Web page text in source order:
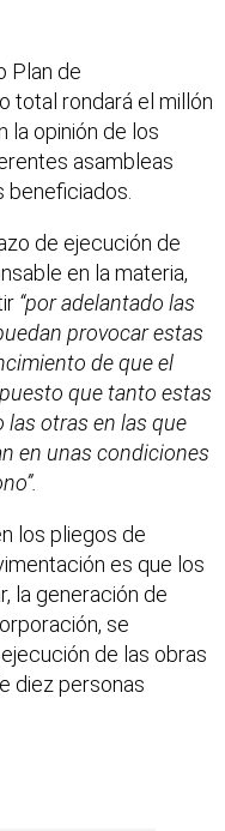
Plan de
total rondará el millón
la opinión de los
asambleas
beneficiados.
de ejecución de
en la materia,
“por adelantado las
provocar estas
de que el
que tanto estas
las otras en las que
en unas condiciones
los pliegos de
es que los
la generación de
se
de las obras
diez personas